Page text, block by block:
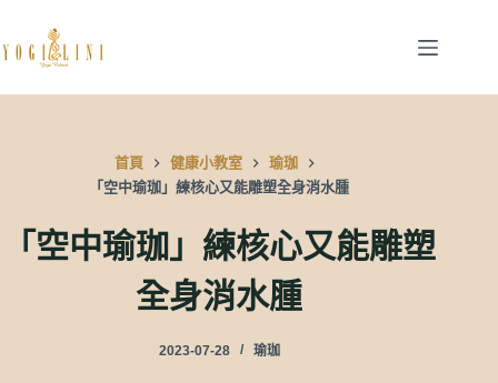
至
首頁 健康小教室
瑜珈
「空中瑜珈」練核心又能雕塑全身消水腫
「空中瑜珈」練核心又能雕塑
全身消水腫
2023-07-28 瑜珈